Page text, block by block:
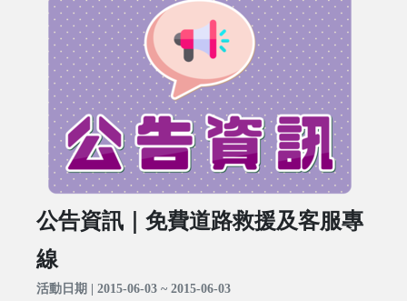
公告資訊｜免費道路救援及客服專
線
活動日期 | 2015-06-03 ~ 2015-06-03